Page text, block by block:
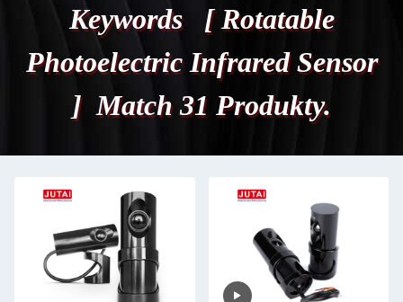
Keywords [ Rotatable
Photoelectric Infrared Sensor
] Match 31 Produkty.